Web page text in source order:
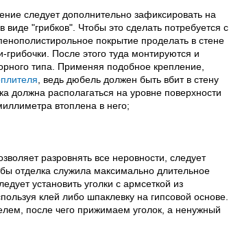
следует дополнительно зафиксировать на
"грибков". Чтобы это сделать потребуется с
покрытие проделать в стене
После этого туда монтируются и
типа. Применяя подобное крепление,
, ведь дюбель должен быть вбит в стену
должна располагаться на уровне поверхности
втоплена в него;
разровнять все неровности, следует
отделка служила максимально длительное
установить уголки с армсеткой из
клей либо шпаклевку на гипсовой основе.
после чего прижимаем уголок, а ненужный